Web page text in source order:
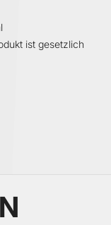
ist gesetzlich